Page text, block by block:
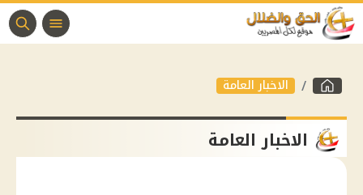
الاخبار العامة
الاخبار العامة